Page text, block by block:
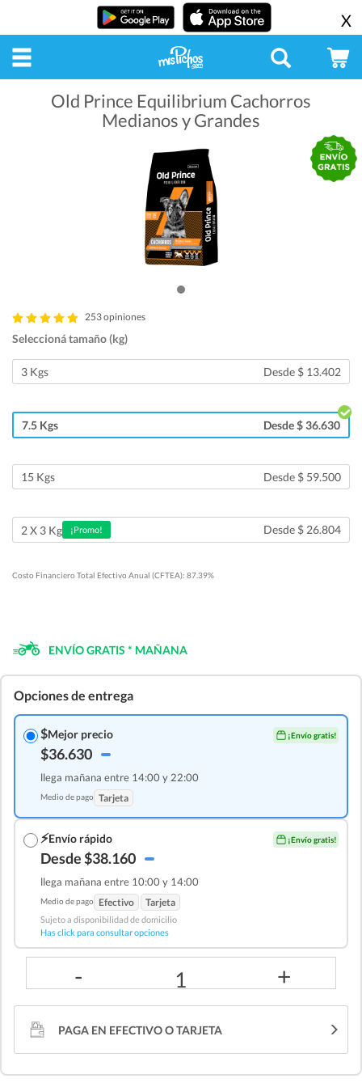
X
Old Prince Equilibrium Cachorros
Medianos y Grandes
253 opiniones
Seleccioná tamaño (kg)
3 Kgs Desde $ 13.402
7.5 Kgs Desde $ 36.630
15 Kgs Desde $ 59.500
2 X 3 Kg ¡Promo! Desde $ 26.804
Costo Financiero Total Efectivo Anual (CFTEA): 87.39%
ENVÍO GRATIS * MAÑANA
Opciones de entrega
$Mejor precio ¡Envío gratis!
$36.630
llega mañana entre 14:00 y 22:00
Medio de pago Tarjeta
⚡Envío rápido ¡Envío gratis!
Desde $38.160
llega mañana entre 10:00 y 14:00
Medio de pago Efectivo Tarjeta
Sujeto a disponibilidad de domicilio
Has click para consultar opciones
- 1 +
PAGA EN EFECTIVO O TARJETA